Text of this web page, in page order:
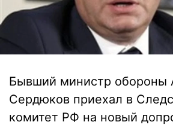
Бывший министр обороны
Сердюков приехал в
комитет РФ на новый